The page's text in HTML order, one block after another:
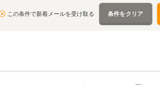
この条件で新着メールを受け取る 条件をクリア